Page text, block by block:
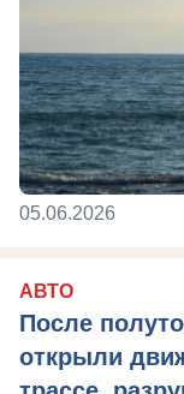
05.06.2026
АВТО
После
открыли